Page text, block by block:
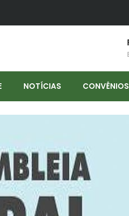
NOTÍCIAS CONVÊNIOS